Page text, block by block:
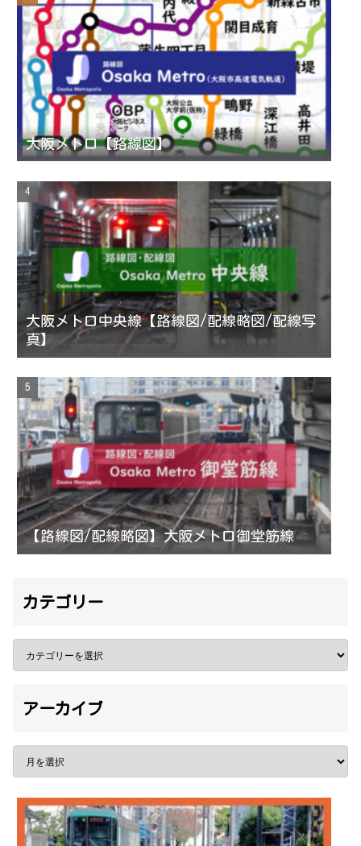
e
大阪メトロ【路線図】
大阪メトロ中央線【路線図/配線略図/配線写
真】
【路線図/配線略図】大阪メトロ御堂筋線
カテゴリー
アーカイブ